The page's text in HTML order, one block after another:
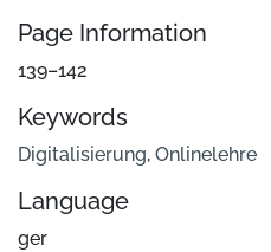
Page Information
139–142
Keywords
Digitalisierung, Onlinelehre
Language
ger